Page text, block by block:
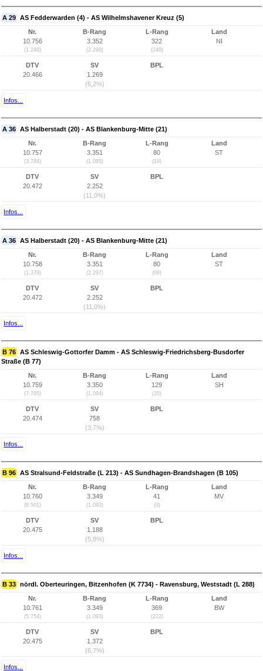
A 29 AS Fedderwarden (4) - AS Wilhelmshavener Kreuz (5)
Nr.
10.756
(1.248)
B-Rang
3.352
(2.298)
L-Rang
322
(248)
Land
NI
DTV
20.466
SV
1.269
(6,2%)
BPL
Infos...
A 36 AS Halberstadt (20) - AS Blankenburg-Mitte (21)
Nr.
10.757
(3.784)
B-Rang
3.351
(1.095)
L-Rang
80
(19)
Land
ST
DTV
20.472
SV
2.252
(11,0%)
BPL
Infos...
A 36 AS Halberstadt (20) - AS Blankenburg-Mitte (21)
Nr.
10.758
(1.379)
B-Rang
3.351
(2.297)
L-Rang
80
(68)
Land
ST
DTV
20.472
SV
2.252
(11,0%)
BPL
Infos...
B 76 AS Schleswig-Gottorfer Damm - AS Schleswig-Friedrichsberg-Busdorfer
Straße (B 77)
Nr.
10.759
(7.795)
B-Rang
3.350
(1.094)
L-Rang
129
(35)
Land
SH
DTV
20.474
SV
758
(3,7%)
BPL
Infos...
B 96 AS Stralsund-Feldstraße (L 213) - AS Sundhagen-Brandshagen (B 105)
Nr.
10.760
(8.501)
B-Rang
3.349
(1.093)
L-Rang
41
(9)
Land
MV
DTV
20.475
SV
1.188
(5,8%)
BPL
Infos...
B 33 nördl. Oberteuringen, Bitzenhofen (K 7734) - Ravensburg, Weststadt (L 288)
Nr.
10.761
(5.754)
B-Rang
3.349
(1.093)
L-Rang
369
(222)
Land
BW
DTV
20.475
SV
1.372
(6,7%)
BPL
Infos...